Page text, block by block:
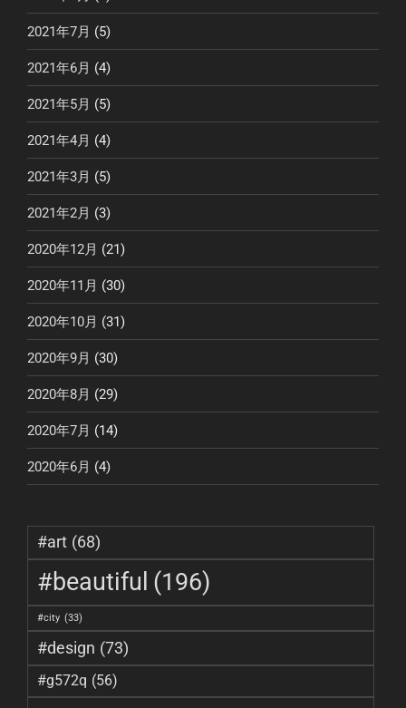
2021年7月 (5)
2021年6月 (4)
2021年5月 (5)
2021年4月 (4)
2021年3月 (5)
2021年2月 (3)
2020年12月 (21)
2020年11月 (30)
2020年10月 (31)
2020年9月 (30)
2020年8月 (29)
2020年7月 (14)
2020年6月 (4)
#art (68)
#beautiful (196)
#city (33)
#design (73)
#g572q (56)